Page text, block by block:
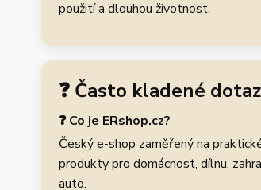
použití a dlouhou životnost.
❓ Často kladené
❓ Co je ERshop.cz?
Český e-shop zaměřený na
produkty pro domácnost, dílnu,
auto.